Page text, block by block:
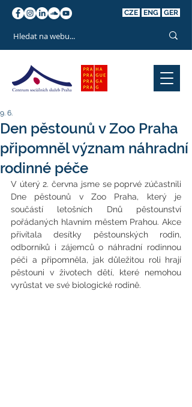
CZE ENG GER
Den pěstounů v Zoo Praha
připomněl význam náhradní
rodinné péče
9. 6.
V úterý 2. června jsme se poprvé zúčastnili
Dne pěstounů v Zoo Praha, který je
součástí letošních Dnů pěstounství
pořádaných hlavním městem Prahou. Akce
přivítala desítky pěstounských rodin,
odborníků i zájemců o náhradní rodinnou
péči a připomněla, jak důležitou roli hrají
pěstouni v životech dětí, které nemohou
vyrůstat ve své biologické rodině.